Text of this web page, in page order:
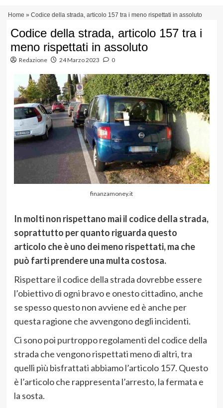
contenuto
Home » Codice della strada, articolo 157 tra i meno rispettati in assoluto
Codice della strada, articolo 157 tra i
meno rispettati in assoluto
Redazione 24 Marzo 2023 0
finanzamoney.it
In molti non rispettano mai il codice della strada,
soprattutto per quanto riguarda questo
articolo che è uno dei meno rispettati, ma che
può farti prendere una multa costosa.
Rispettare il codice della strada dovrebbe essere
l’obiettivo di ogni bravo e onesto cittadino, anche
se spesso questo non avviene ed è anche per
questa ragione che avvengono degli incidenti.
Ci sono poi purtroppo regolamenti del codice della
strada che vengono rispettati meno di altri, tra
quelli più bisfrattati abbiamo l’articolo 157. Questo
è l’articolo che rappresenta l’arresto, la fermata e
la sosta.